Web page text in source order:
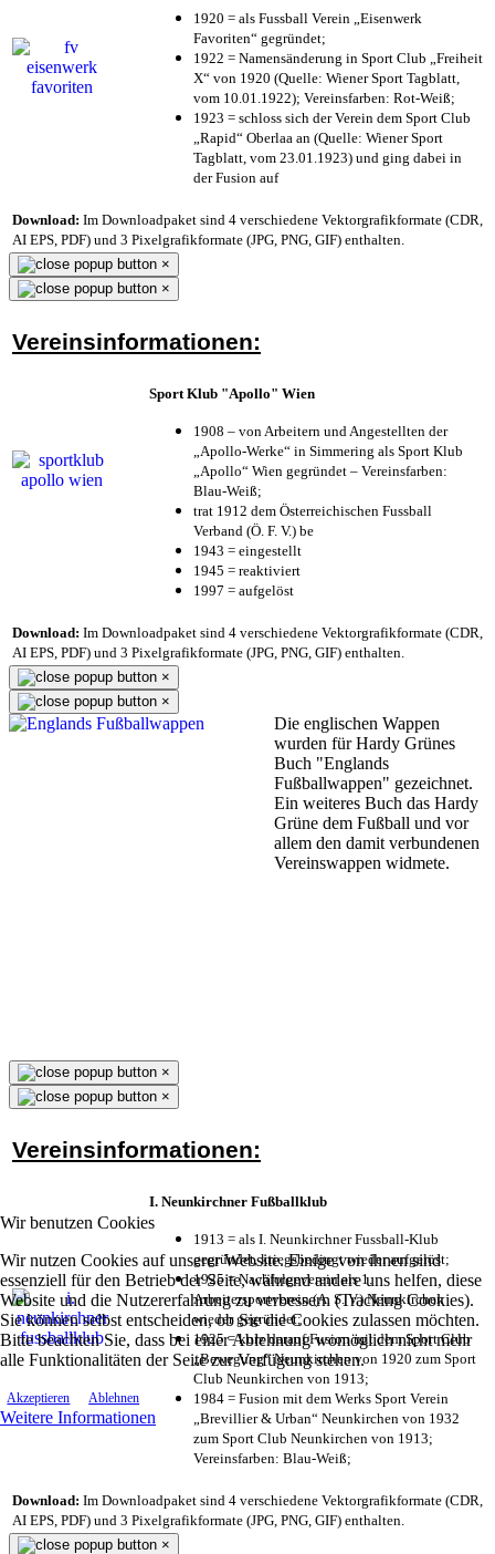
Wir benutzen Cookies
Wir nutzen Cookies auf unserer Website. Einige von ihnen sind
essenziell für den Betrieb der Seite, während andere uns helfen, diese
Website und die Nutzererfahrung zu verbessern (Tracking Cookies).
Sie können selbst entscheiden, ob Sie die Cookies zulassen möchten.
Bitte beachten Sie, dass bei einer Ablehnung womöglich nicht mehr
alle Funktionalitäten der Seite zur Verfügung stehen.
Akzeptieren Ablehnen
Weitere Informationen
1920 = als Fussball Verein „Eisenwerk
Favoriten“ gegründet;
1922 = Namensänderung in Sport Club „Freiheit
X“ von 1920 (Quelle: Wiener Sport Tagblatt,
vom 10.01.1922); Vereinsfarben: Rot-Weiß;
1923 = schloss sich der Verein dem Sport Club
„Rapid“ Oberlaa an (Quelle: Wiener Sport
Tagblatt, vom 23.01.1923) und ging dabei in
der Fusion auf
Download: Im Downloadpaket sind 4 verschiedene Vektorgrafikformate (CDR,
AI EPS, PDF) und 3 Pixelgrafikformate (JPG, PNG, GIF) enthalten.
×
×
Vereinsinformationen:
Sport Klub "Apollo" Wien
1908 – von Arbeitern und Angestellten der
„Apollo-Werke“ in Simmering als Sport Klub
„Apollo“ Wien gegründet – Vereinsfarben:
Blau-Weiß;
trat 1912 dem Österreichischen Fussball
Verband (Ö. F. V.) be
1943 = eingestellt
1945 = reaktiviert
1997 = aufgelöst
Download: Im Downloadpaket sind 4 verschiedene Vektorgrafikformate (CDR,
AI EPS, PDF) und 3 Pixelgrafikformate (JPG, PNG, GIF) enthalten.
×
×
Die englischen Wappen
wurden für Hardy Grünes
Buch "Englands
Fußballwappen" gezeichnet.
Ein weiteres Buch das Hardy
Grüne dem Fußball und vor
allem den damit verbundenen
Vereinswappen widmete.
×
×
Vereinsinformationen:
I. Neunkirchner Fußballklub
1913 = als I. Neunkirchner Fussball-Klub
gegründet, kriegsbedingt wieder aufgelöst;
1925 = Nachfolgeverein als 1.
Arbeitersportverein (A. S. V.) Neunkirchen
wieder gegründet;
1925 = kurz darauf Fusion mit dem Sport Club
„Bewegung“ Neunkirchen von 1920 zum Sport
Club Neunkirchen von 1913;
1984 = Fusion mit dem Werks Sport Verein
„Brevillier & Urban“ Neunkirchen von 1932
zum Sport Club Neunkirchen von 1913;
Vereinsfarben: Blau-Weiß;
Download: Im Downloadpaket sind 4 verschiedene Vektorgrafikformate (CDR,
AI EPS, PDF) und 3 Pixelgrafikformate (JPG, PNG, GIF) enthalten.
×